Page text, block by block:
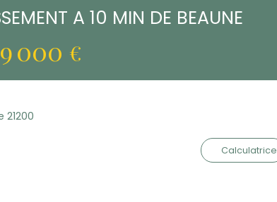
A 10 MIN DE BEAUNE
000 €
Calculatrice